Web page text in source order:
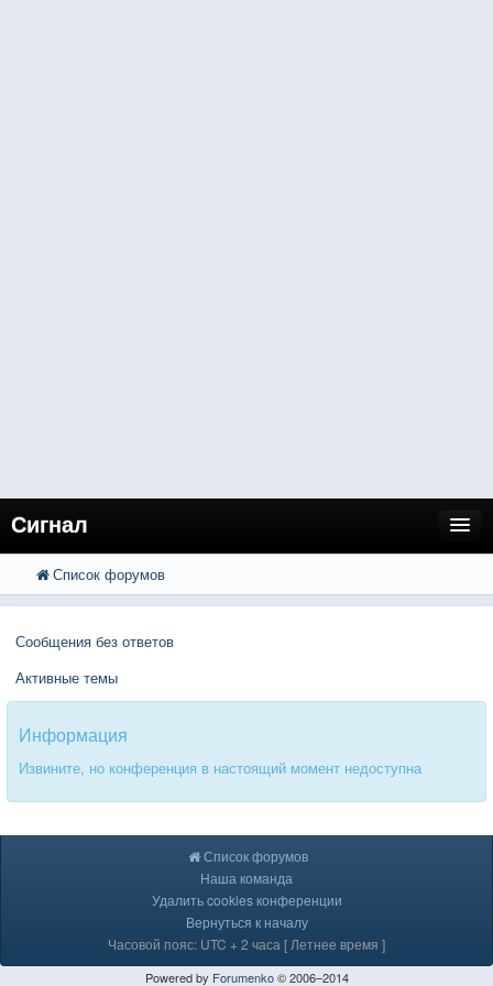
Сигнал
FAQ
Вход
Расширенный поиск
Список форумов
Сообщения без ответов
Активные темы
Информация
Извините, но конференция в настоящий момент недоступна
Список форумов
Наша команда
Удалить cookies конференции
Вернуться к началу
Часовой пояс: UTC + 2 часа [ Летнее время ]
Powered by Forumenko© 2006–2014